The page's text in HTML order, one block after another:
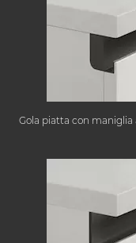
Gola piatta con maniglia